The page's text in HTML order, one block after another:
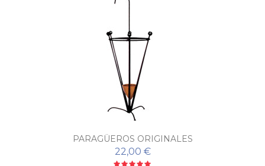
PARAGÜEROS ORIGINALES
22,00 €